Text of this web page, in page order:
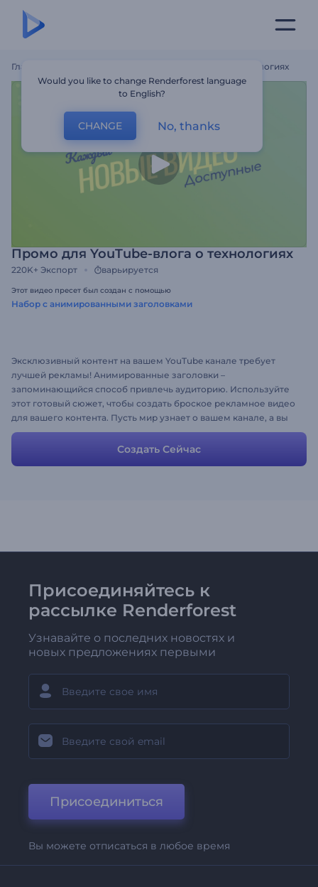
Главная Промо Для YouTube-Влога О Технологиях
Промо для YouTube-влога о технологиях
220K+ Экспорт варьируется
Этот видео пресет был создан с помощью
Набор с анимированными заголовками
Эксклюзивный контент на вашем YouTube канале требует
лучшей рекламы! Анимированные заголовки –
запоминающийся способ привлечь аудиторию. Используйте
этот готовый сюжет, чтобы создать броское рекламное видео
для вашего контента. Пусть мир узнает о вашем канале, а вы
сможете наблюдать как растет число ваших подписчиков!
Создать Сейчас
Присоединяйтесь к
рассылке Renderforest
Узнавайте о последних новостях и
новых предложениях первыми
Присоединиться
Вы можете отписаться в любое время
Would you like to change Renderforest language
to English?
CHANGE No, thanks